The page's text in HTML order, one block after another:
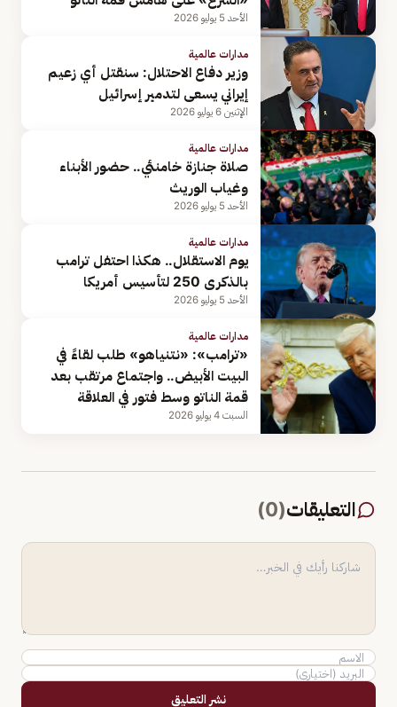
الأحد 5 يوليو 2026
مدارات عالمية
وزير دفاع الاحتلال: سنقتل أي زعيم
إيراني يسعى لتدمير إسرائيل
الإثنين 6 يوليو 2026
مدارات عالمية
صلاة جنازة خامنئي.. حضور الأبناء
وغياب الوريث
الأحد 5 يوليو 2026
مدارات عالمية
يوم الاستقلال.. هكذا احتفل ترامب
بالذكرى 250 لتأسيس أمريكا
الأحد 5 يوليو 2026
مدارات عالمية
«ترامب»: «نتنياهو» طلب لقاءً في
البيت الأبيض.. واجتماع مرتقب بعد
قمة الناتو وسط فتور في العلاقة
السبت 4 يوليو 2026
التعليقات(
0
)
نشر التعليق